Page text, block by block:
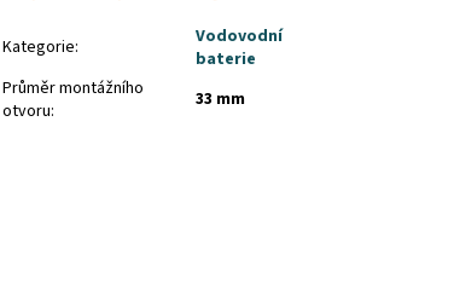
Kategorie:
Vodovodní
baterie
Průměr montážního
otvoru: 33 mm